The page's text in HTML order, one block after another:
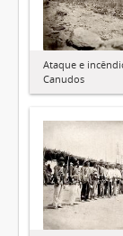
Ataque e
Canudos